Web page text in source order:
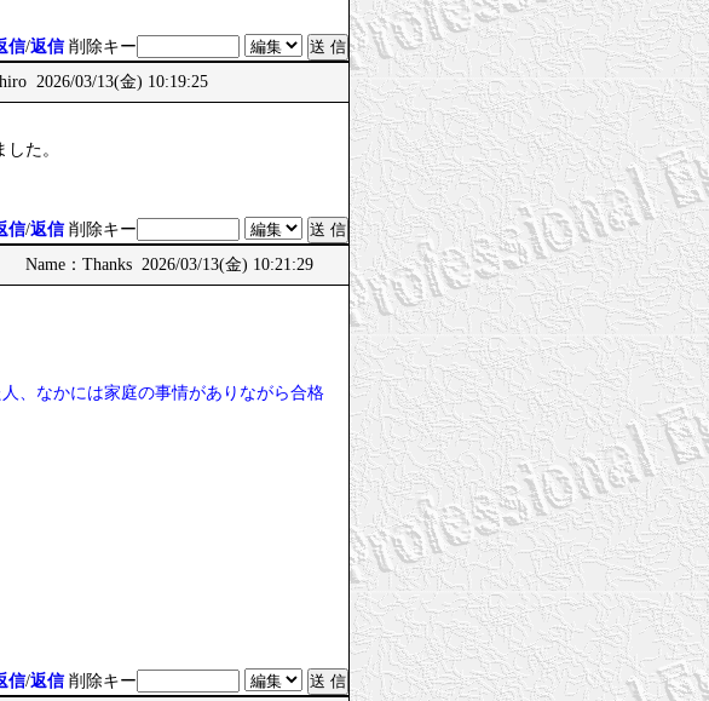
信/返信 削除キー
2026/03/13(金) 10:19:25
た。
信/返信 削除キー
Name：Thanks 2026/03/13(金) 10:21:29
、なかには家庭の事情がありながら合格
信/返信 削除キー